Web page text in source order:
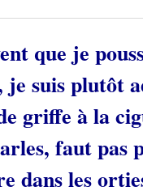
que je
je suis plutôt
griffe à la
faut pas
dans les